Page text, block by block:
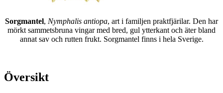
Sorgmantel, Nymphalis antiopa, art i familjen praktfjärilar. Den har
mörkt sammetsbruna vingar med bred, gul ytterkant och äter bland
annat sav och rutten frukt. Sorgmantel finns i hela Sverige.
Översikt